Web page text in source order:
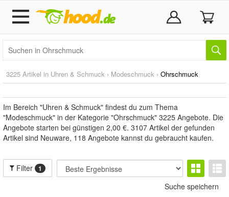
3225 Artikel in Uhren & Schmuck › Modeschmuck › Ohrschmuck
Im Bereich "Uhren & Schmuck" findest du zum Thema
"Modeschmuck" in der Kategorie "Ohrschmuck" 3225 Angebote. Die
Angebote starten bei günstigen 2,00 €. 3107 Artikel der gefunden
Artikel sind Neuware, 118 Angebote kannst du gebraucht kaufen.
Filter 1
Suche speichern